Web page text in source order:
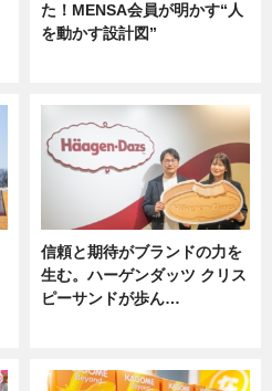
た！MENSA会員が明かす“人
を動かす設計図”
信頼と期待がブランドの力を
生む。ハーゲンダッツ クリス
ピーサンドが歩ん…